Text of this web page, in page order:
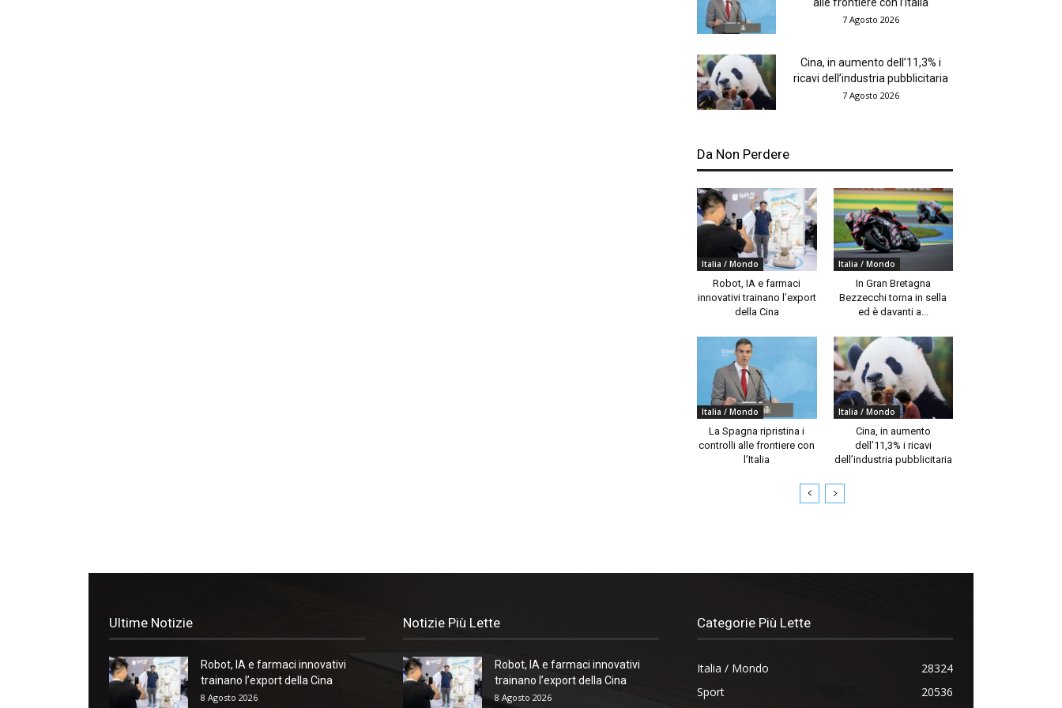
alle frontiere con l’Italia
7 Agosto 2026
Cina, in aumento dell’11,3% i
ricavi dell’industria pubblicitaria
7 Agosto 2026
Da Non Perdere
Italia / Mondo
Robot, IA e farmaci
innovativi trainano l’export
della Cina
Italia / Mondo
In Gran Bretagna
Bezzecchi torna in sella
ed è davanti a...
Italia / Mondo
La Spagna ripristina i
controlli alle frontiere con
l’Italia
Italia / Mondo
Cina, in aumento
dell’11,3% i ricavi
dell’industria pubblicitaria
Ultime Notizie
Robot, IA e farmaci innovativi
trainano l’export della Cina
8 Agosto 2026
Notizie Più Lette
Robot, IA e farmaci innovativi
trainano l’export della Cina
8 Agosto 2026
Categorie Più Lette
Italia / Mondo
28324
Sport
20536